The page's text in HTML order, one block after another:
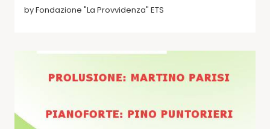
byFondazione "La Provvidenza" ETS